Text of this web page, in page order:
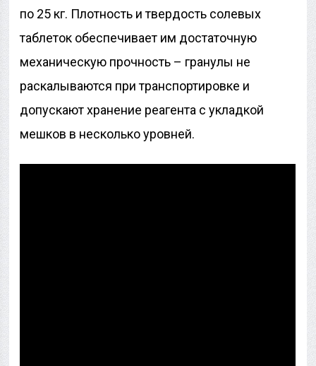
по 25 кг. Плотность и твердость солевых
таблеток обеспечивает им достаточную
механическую прочность – гранулы не
раскалываются при транспортировке и
допускают хранение реагента с укладкой
мешков в несколько уровней.